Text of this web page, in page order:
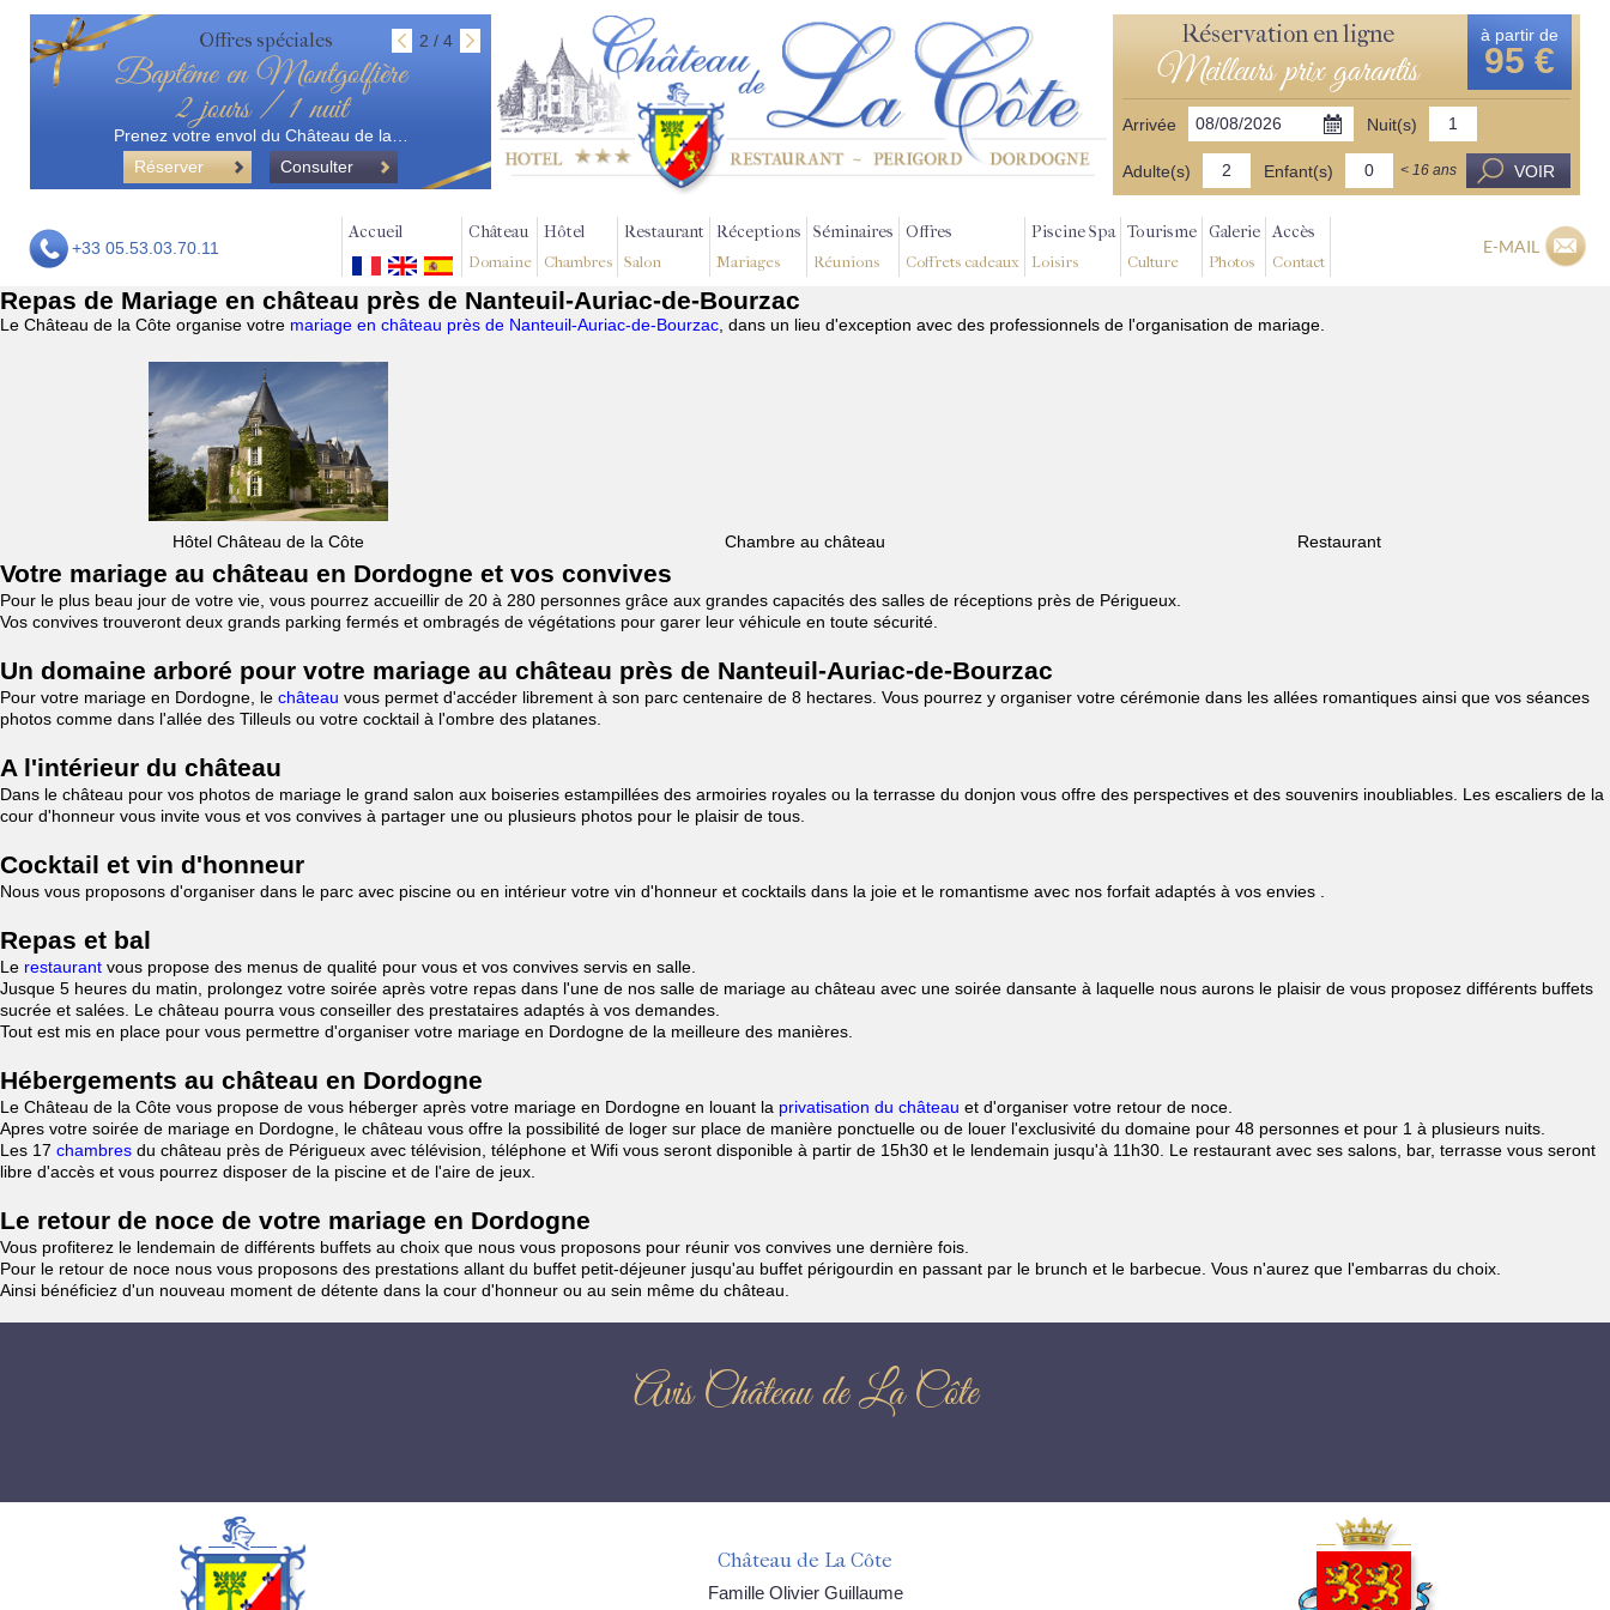
Offres spéciales 2 / 4
Baptême en Montgolfière
2 jours / 1 nuit
Prenez votre envol du Château de la…
Réserver
Consulter
Réservation en ligne
Meilleurs prix garantis
à partir de
95 €
Arrivée Nuit(s)
Adulte(s) Enfant(s) < 16 ans VOIR
+33 05.53.03.70.11
Accueil Château
Domaine
Hôtel
Chambres
Restaurant
Salon
Réceptions
Mariages
Séminaires
Réunions
Offres
Coffrets cadeaux
Piscine Spa
Loisirs
Tourisme
Culture
Galerie
Photos
Accès
Contact
E-MAIL
Repas de Mariage en château près de Nanteuil-Auriac-de-Bourzac
Le Château de la Côte organise votre mariage en château près de Nanteuil-Auriac-de-Bourzac , dans un lieu d'exception avec des professionnels de l'organisation de mariage.
Hôtel Château de la Côte Chambre au château Restaurant
Votre mariage au château en Dordogne et vos convives
Pour le plus beau jour de votre vie, vous pourrez accueillir de 20 à 280 personnes grâce aux grandes capacités des salles de réceptions près de Périgueux.
Vos convives trouveront deux grands parking fermés et ombragés de végétations pour garer leur véhicule en toute sécurité.
Un domaine arboré pour votre mariage au château près de Nanteuil-Auriac-de-Bourzac
Pour votre mariage en Dordogne, le château vous permet d'accéder librement à son parc centenaire de 8 hectares. Vous pourrez y organiser votre cérémonie dans les allées romantiques ainsi que vos séances
photos comme dans l'allée des Tilleuls ou votre cocktail à l'ombre des platanes.
A l'intérieur du château
Dans le château pour vos photos de mariage le grand salon aux boiseries estampillées des armoiries royales ou la terrasse du donjon vous offre des perspectives et des souvenirs inoubliables. Les escaliers de la
cour d'honneur vous invite vous et vos convives à partager une ou plusieurs photos pour le plaisir de tous.
Cocktail et vin d'honneur
Nous vous proposons d'organiser dans le parc avec piscine ou en intérieur votre vin d'honneur et cocktails dans la joie et le romantisme avec nos forfait adaptés à vos envies .
Repas et bal
Le restaurant vous propose des menus de qualité pour vous et vos convives servis en salle.
Jusque 5 heures du matin, prolongez votre soirée après votre repas dans l'une de nos salle de mariage au château avec une soirée dansante à laquelle nous aurons le plaisir de vous proposez différents buffets
sucrée et salées. Le château pourra vous conseiller des prestataires adaptés à vos demandes.
Tout est mis en place pour vous permettre d'organiser votre mariage en Dordogne de la meilleure des manières.
Hébergements au château en Dordogne
Le Château de la Côte vous propose de vous héberger après votre mariage en Dordogne en louant la privatisation du château et d'organiser votre retour de noce.
Apres votre soirée de mariage en Dordogne, le château vous offre la possibilité de loger sur place de manière ponctuelle ou de louer l'exclusivité du domaine pour 48 personnes et pour 1 à plusieurs nuits.
Les 17 chambres du château près de Périgueux avec télévision, téléphone et Wifi vous seront disponible à partir de 15h30 et le lendemain jusqu'à 11h30. Le restaurant avec ses salons, bar, terrasse vous seront
libre d'accès et vous pourrez disposer de la piscine et de l'aire de jeux.
Le retour de noce de votre mariage en Dordogne
Vous profiterez le lendemain de différents buffets au choix que nous vous proposons pour réunir vos convives une dernière fois.
Pour le retour de noce nous vous proposons des prestations allant du buffet petit-déjeuner jusqu'au buffet périgourdin en passant par le brunch et le barbecue. Vous n'aurez que l'embarras du choix.
Ainsi bénéficiez d'un nouveau moment de détente dans la cour d'honneur ou au sein même du château.
Avis Château de La Côte
Château de La Côte
Famille Olivier Guillaume